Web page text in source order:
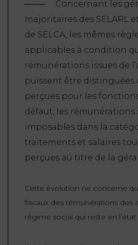
Concernant les
majoritaires des SELARL
de SELCA, les mêmes
applicables à condition
rémunérations issues de
puissent être distinguées
perçues pour les
défaut, les rémunérations
imposables dans la
traitements et salaires
perçues au titre de la
Cette évolution ne concerne
fiscaux des rémunérations des
régime social qui reste en l’état.